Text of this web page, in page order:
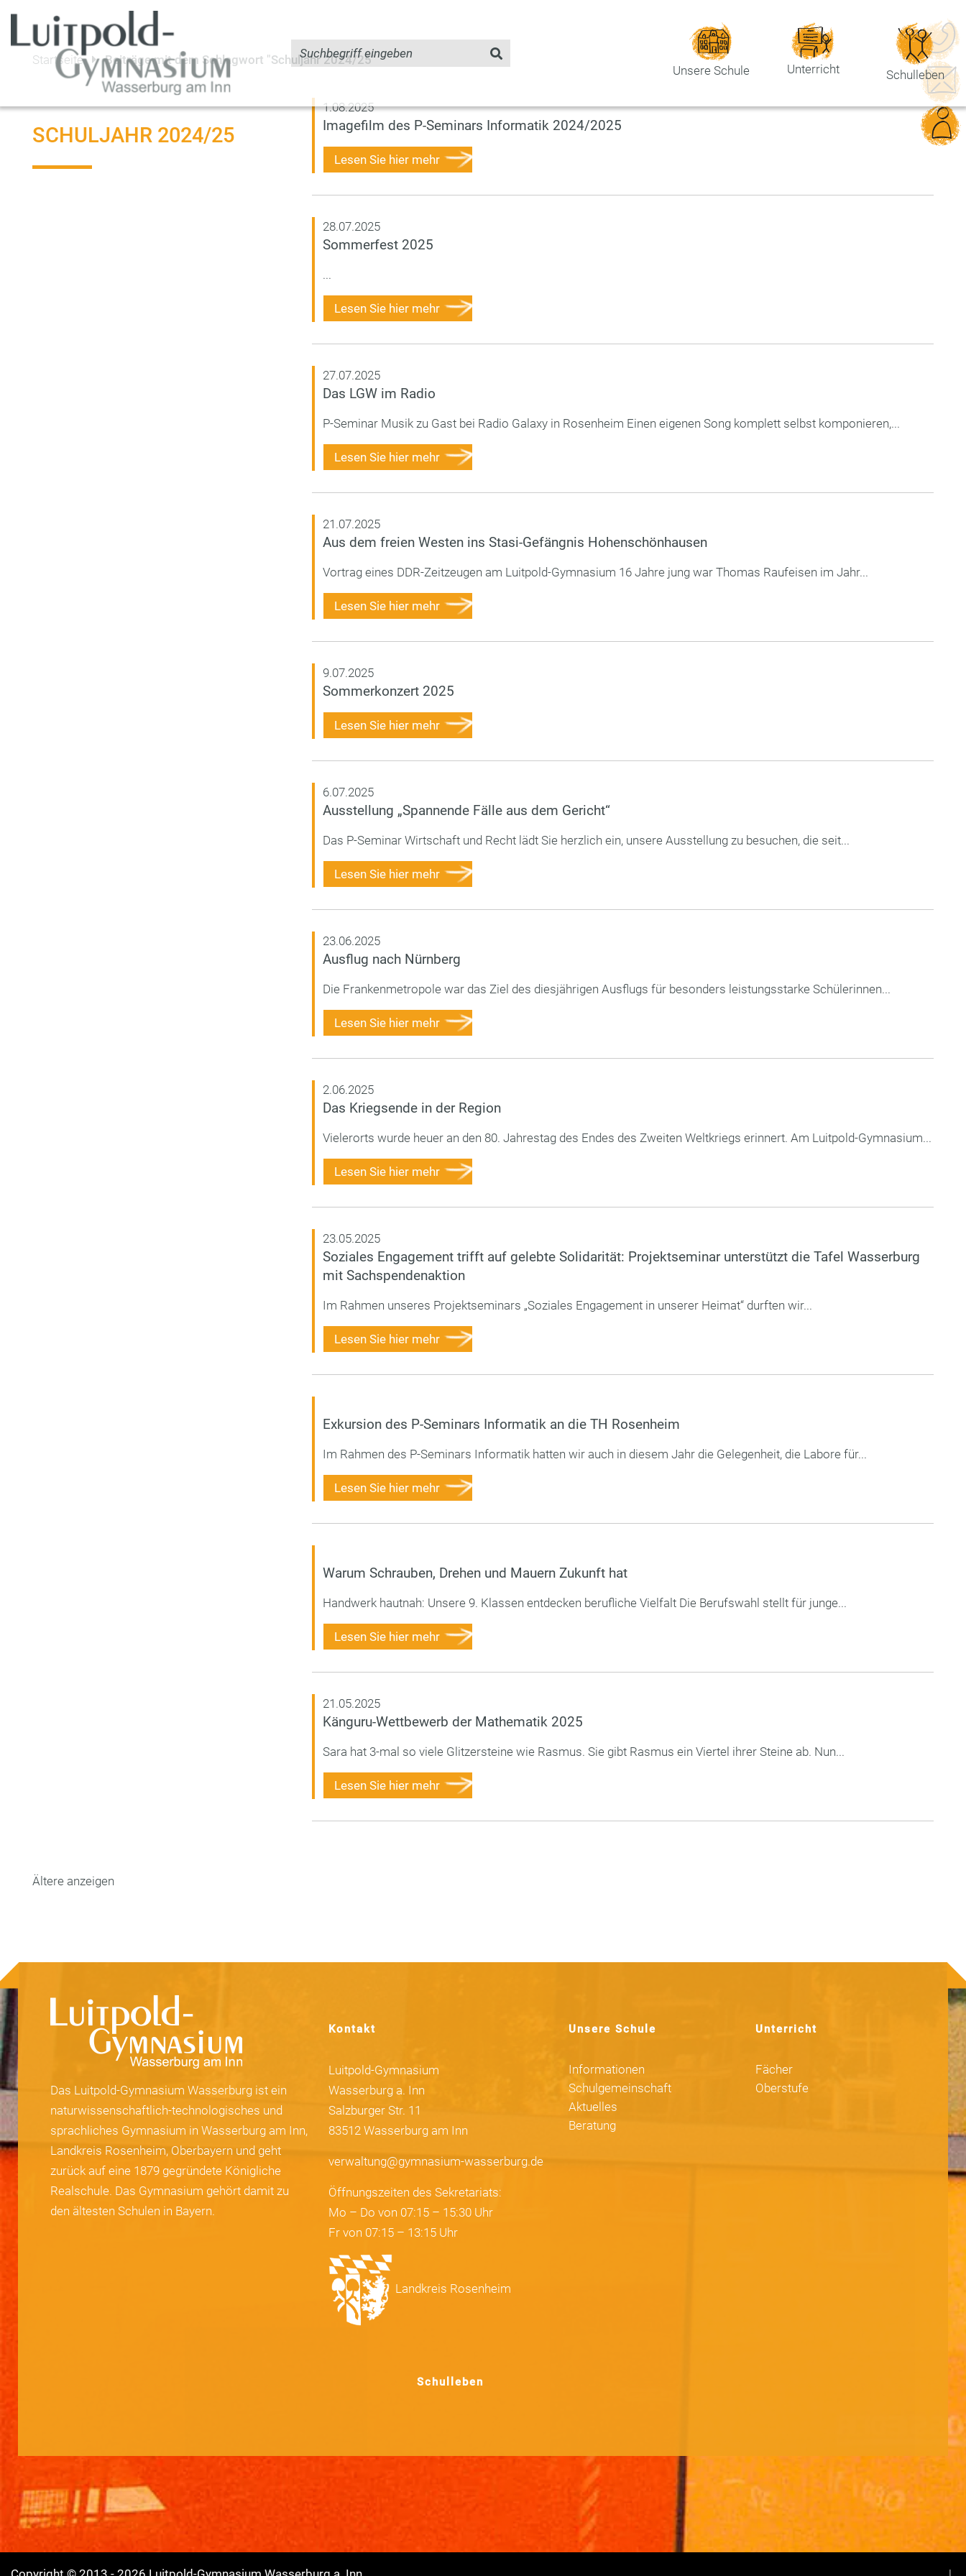
Unsere Schule Unterricht Schulleben
Startseite Beiträge mit dem Schlagwort "Schuljahr 2024/25"
SCHULJAHR 2024/25
1.08.2025
Imagefilm des P-Seminars Informatik 2024/2025
Lesen Sie hier mehr
28.07.2025
Sommerfest 2025
...
Lesen Sie hier mehr
27.07.2025
Das LGW im Radio
P-Seminar Musik zu Gast bei Radio Galaxy in Rosenheim Einen eigenen Song komplett selbst komponieren,...
Lesen Sie hier mehr
21.07.2025
Aus dem freien Westen ins Stasi-Gefängnis Hohenschönhausen
Vortrag eines DDR-Zeitzeugen am Luitpold-Gymnasium 16 Jahre jung war Thomas Raufeisen im Jahr...
Lesen Sie hier mehr
9.07.2025
Sommerkonzert 2025
Lesen Sie hier mehr
6.07.2025
Ausstellung „Spannende Fälle aus dem Gericht“
Das P-Seminar Wirtschaft und Recht lädt Sie herzlich ein, unsere Ausstellung zu besuchen, die seit...
Lesen Sie hier mehr
23.06.2025
Ausflug nach Nürnberg
Die Frankenmetropole war das Ziel des diesjährigen Ausflugs für besonders leistungsstarke Schülerinnen...
Lesen Sie hier mehr
2.06.2025
Das Kriegsende in der Region
Vielerorts wurde heuer an den 80. Jahrestag des Endes des Zweiten Weltkriegs erinnert. Am Luitpold-Gymnasium...
Lesen Sie hier mehr
23.05.2025
Soziales Engagement trifft auf gelebte Solidarität: Projektseminar unterstützt die Tafel Wasserburg
mit Sachspendenaktion
Im Rahmen unseres Projektseminars „Soziales Engagement in unserer Heimat“ durften wir...
Lesen Sie hier mehr
Exkursion des P-Seminars Informatik an die TH Rosenheim
Im Rahmen des P-Seminars Informatik hatten wir auch in diesem Jahr die Gelegenheit, die Labore für...
Lesen Sie hier mehr
Warum Schrauben, Drehen und Mauern Zukunft hat
Handwerk hautnah: Unsere 9. Klassen entdecken berufliche Vielfalt Die Berufswahl stellt für junge...
Lesen Sie hier mehr
21.05.2025
Känguru-Wettbewerb der Mathematik 2025
Sara hat 3-mal so viele Glitzersteine wie Rasmus. Sie gibt Rasmus ein Viertel ihrer Steine ab. Nun...
Lesen Sie hier mehr
Ältere anzeigen
Das Luitpold-Gymnasium Wasserburg ist ein
naturwissenschaftlich-technologisches und
sprachliches Gymnasium in Wasserburg am Inn,
Landkreis Rosenheim, Oberbayern und geht
zurück auf eine 1879 gegründete Königliche
Realschule. Das Gymnasium gehört damit zu
den ältesten Schulen in Bayern.
Kontakt
Luitpold-Gymnasium
Wasserburg a. Inn
Salzburger Str. 11
83512 Wasserburg am Inn
verwaltung@gymnasium-wasserburg.de
Öffnungszeiten des Sekretariats:
Mo – Do von 07:15 – 15:30 Uhr
Fr von 07:15 – 13:15 Uhr
Landkreis Rosenheim
Unsere Schule
Informationen
Schulgemeinschaft
Aktuelles
Beratung
Unterricht
Fächer
Oberstufe
Schulleben